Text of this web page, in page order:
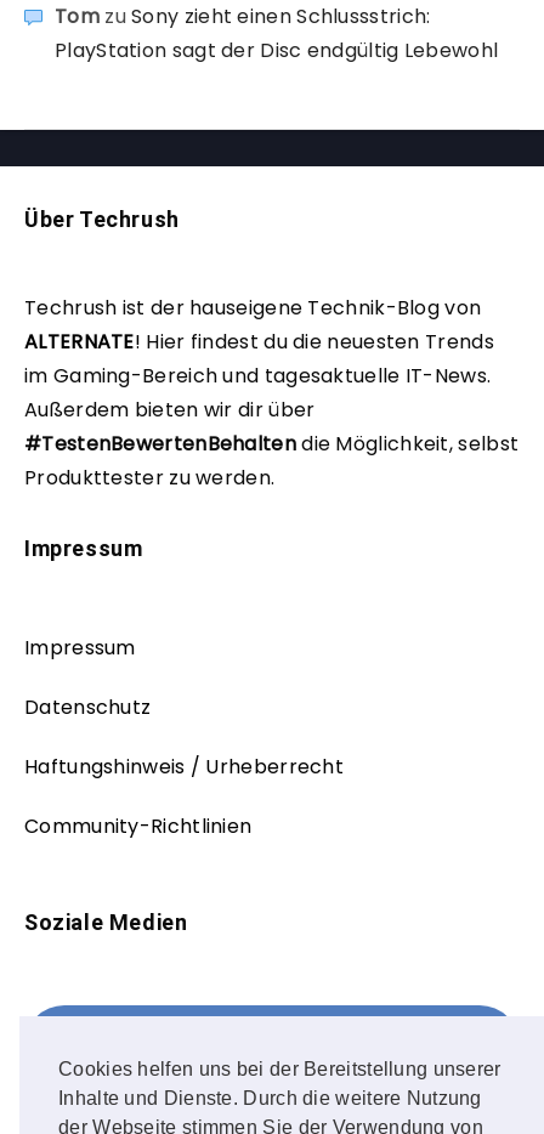
Cookies helfen uns bei der Bereitstellung unserer
Inhalte und Dienste. Durch die weitere Nutzung
der Webseite stimmen Sie der Verwendung von
TomzuSony zieht einen Schlussstrich:
PlayStation sagt der Disc endgültig Lebewohl
Über Techrush
Techrush ist der hauseigene Technik-Blog von
ALTERNATE! Hier findest du die neuesten Trends
im Gaming-Bereich und tagesaktuelle IT-News.
Außerdem bieten wir dir über
#TestenBewertenBehaltendie Möglichkeit, selbst
Produkttester zu werden.
Impressum
Impressum
Datenschutz
Haftungshinweis / Urheberrecht
Community-Richtlinien
Soziale Medien
FOLLOW ME!
Instagram